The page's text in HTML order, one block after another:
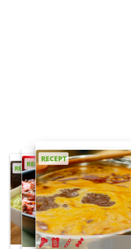
RECEPT
RECEPT
RECEPT
RECEPT
RECEPT